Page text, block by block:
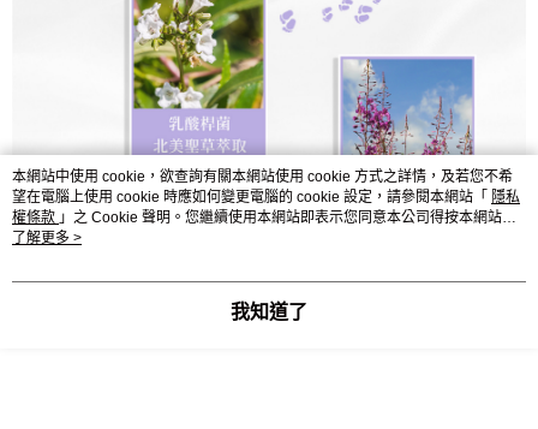
本網站中使用 cookie，欲查詢有關本網站使用 cookie 方式之詳情，及若您不希
望在電腦上使用 cookie 時應如何變更電腦的 cookie 設定，請參閱本網站「 隱私
權條款 」之 Cookie 聲明。您繼續使用本網站即表示您同意本公司得按本網站使
用條款之 Cookie 聲明使用 cookie。
了解更多 >
我知道了